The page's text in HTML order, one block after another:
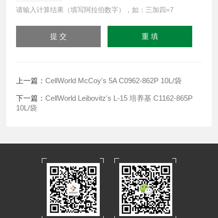
请输入计算结果（填写阿拉伯数字），如：三加四=7
上一篇：CellWorld McCoy's 5A C0962-862P 10L/袋
下一篇：CellWorld Leibovitz's L-15 培养基 C1162-865P
10L/袋